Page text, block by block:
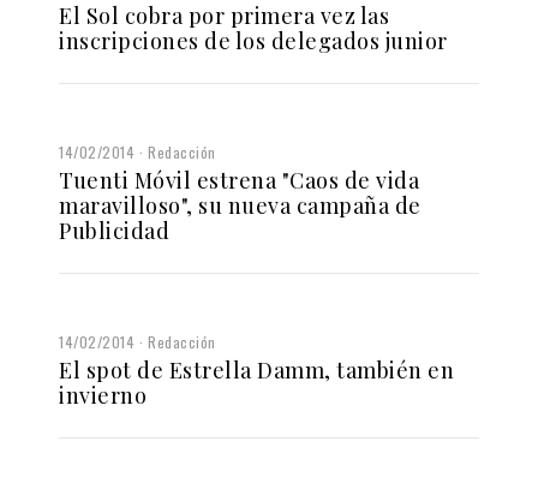
El Sol cobra por primera vez las
inscripciones de los delegados junior
14/02/2014 Redacción
Tuenti Móvil estrena "Caos de vida
maravilloso", su nueva campaña de
Publicidad
14/02/2014 Redacción
El spot de Estrella Damm, también en
invierno